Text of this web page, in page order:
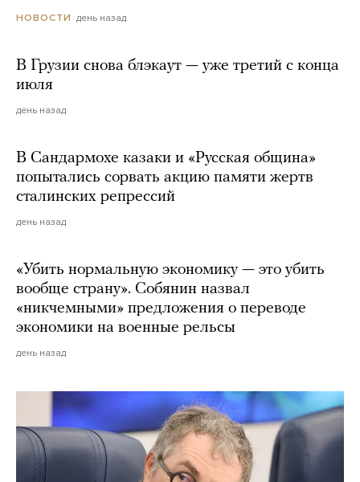
НОВОСТИ день назад
В Грузии снова блэкаут — уже третий с конца
июля
день назад
В Сандармохе казаки и «Русская община»
попытались сорвать акцию памяти жертв
сталинских репрессий
день назад
«Убить нормальную экономику — это убить
вообще страну». Собянин назвал
«никчемными» предложения о переводе
экономики на военные рельсы
день назад